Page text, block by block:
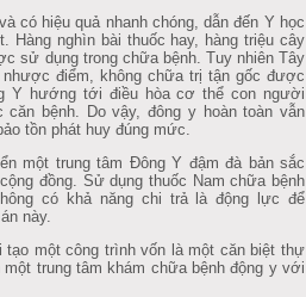
có hiệu quả nhanh chóng, dẫn đến Y học
Hàng nghìn bài thuốc hay, hàng triệu cây
sử dụng trong chữa bệnh. Tuy nhiên Tây
điểm, không chữa trị tận gốc được
Y hướng tới điều hòa cơ thể con người
căn bệnh. Do vậy, đông y hoàn toàn vẫn
tồn phát huy đúng mức.
một trung tâm Đông Y đậm đà bản sắc
đồng. Sử dụng thuốc Nam chữa bệnh
có khả năng chi trả là động lực để
này.
một công trình vốn là một căn biệt thự
trung tâm khám chữa bệnh động y với